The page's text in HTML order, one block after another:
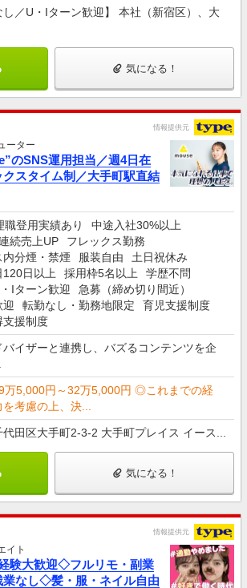
し／U・Iターン歓迎】 本社（新宿区）、大
気になる！
情報提供元
ーター
のSNS運用担当／週4日在
スタイム制／大手町駅直結
職登用実績あり
中途入社30%以上
続売上UP
フレックス勤務
内分煙・禁煙
服装自由
土日祝休み
日以上
採用枠5名以上
学歴不問
Iターン歓迎
急募（締め切り間近）
迎
転勤なし・勤務地限定
育児支援制度
支援制度
バイザーと連携し、バズるコンテンツを企
万5,000円～32万5,000円 ◎これまでの経
考慮の上、決...
田区大手町2-3-2 大手町プレイス イース...
気になる！
情報提供元
イト
験大歓迎◇フルリモ・副業
なし◇髪・服・ネイル自由